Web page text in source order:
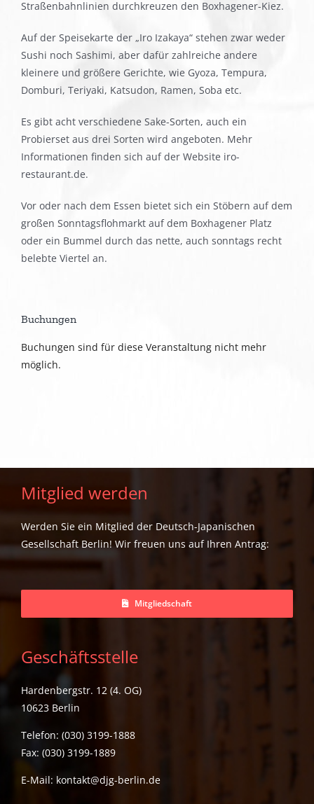
Straßenbahnlinien durchkreuzen den Boxhagener-Kiez.
Auf der Speisekarte der „Iro Izakaya“ stehen zwar weder
Sushi noch Sashimi, aber dafür zahlreiche andere
kleinere und größere Gerichte, wie Gyoza, Tempura,
Domburi, Teriyaki, Katsudon, Ramen, Soba etc.
Es gibt acht verschiedene Sake-Sorten, auch ein
Probierset aus drei Sorten wird angeboten. Mehr
Informationen finden sich auf der Website iro-
restaurant.de.
Vor oder nach dem Essen bietet sich ein Stöbern auf dem
großen Sonntagsflohmarkt auf dem Boxhagener Platz
oder ein Bummel durch das nette, auch sonntags recht
belebte Viertel an.
Buchungen
Buchungen sind für diese Veranstaltung nicht mehr
möglich.
Mitglied werden
Werden Sie ein Mitglied der Deutsch-Japanischen
Gesellschaft Berlin! Wir freuen uns auf Ihren Antrag:
Mitgliedschaft
Geschäftsstelle
Hardenbergstr. 12 (4. OG)
10623 Berlin
Telefon: (030) 3199-1888
Fax: (030) 3199-1889
E-Mail: kontakt@djg-berlin.de